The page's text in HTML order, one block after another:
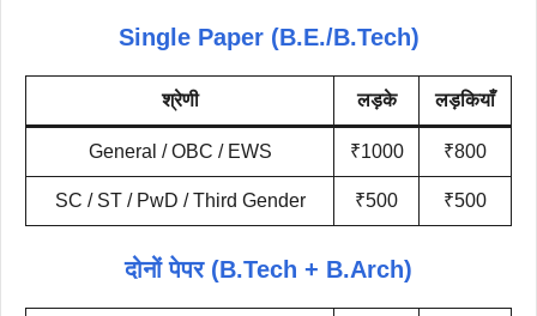
Single Paper (B.E./B.Tech)
श्रेणी लड़के लड़कियाँ
General / OBC / EWS ₹1000 ₹800
SC / ST / PwD / Third Gender ₹500 ₹500
दोनों पेपर (B.Tech + B.Arch)